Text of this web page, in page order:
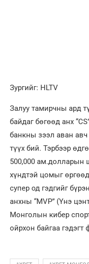
Зургийг: HLTV
Залуу тамирчны ард
байдаг бөгөөд анх
банкны зээл аван авч
түүх бий. Тэрбээр
500,000 ам.долларын
хүндтэй цомыг
супер од гэдгийг
анхны “MVP” (Үнэ
Монголын кибер
ойрхон байгаа гэдэгт